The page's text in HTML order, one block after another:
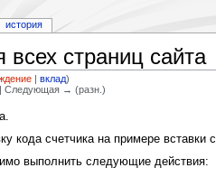
страниц сайта
|вклад)
| Следующая → (разн.)
кода счетчика на примере вставки
выполнить следующие действия:
история